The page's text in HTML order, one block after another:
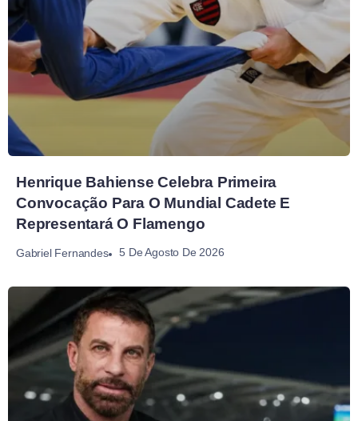
Henrique Bahiense Celebra Primeira
Convocação Para O Mundial Cadete E
Representará O Flamengo
Gabriel Fernandes 5 De Agosto De 2026